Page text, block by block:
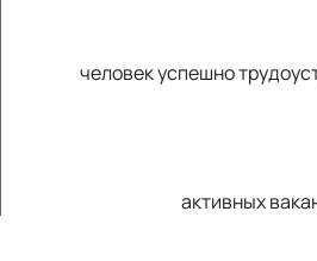
человек успешно
активных